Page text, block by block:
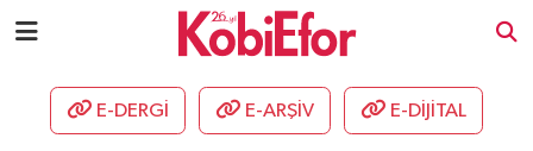
E-DERGİ E-ARŞİV E-DİJİTAL
AKADEMİ